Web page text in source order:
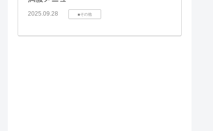
2025.09.28 ■その他